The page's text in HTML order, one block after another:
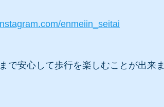
enmeiin_seitai
で安心して歩行を楽しむことが出来ま